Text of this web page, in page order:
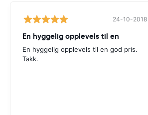
24-10-2018
En hyggelig opplevels til en
En hyggelig opplevels til en god pris.
Takk.